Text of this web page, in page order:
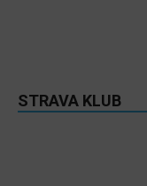
STRAVA KLUB